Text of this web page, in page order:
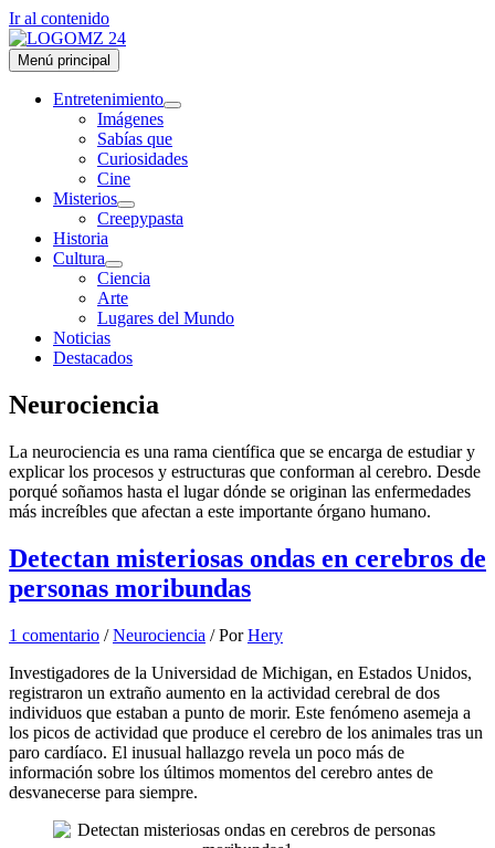
Ir al contenido
Menú principal
Entretenimiento
Imágenes
Sabías que
Curiosidades
Cine
Misterios
Creepypasta
Historia
Cultura
Ciencia
Arte
Lugares del Mundo
Noticias
Destacados
Neurociencia
La neurociencia es una rama científica que se encarga de estudiar y
explicar los procesos y estructuras que conforman al cerebro. Desde
porqué soñamos hasta el lugar dónde se originan las enfermedades
más increíbles que afectan a este importante órgano humano.
Detectan misteriosas ondas en cerebros de
personas moribundas
1 comentario /Neurociencia / PorHery
Investigadores de la Universidad de Michigan, en Estados Unidos,
registraron un extraño aumento en la actividad cerebral de dos
individuos que estaban a punto de morir. Este fenómeno asemeja a
los picos de actividad que produce el cerebro de los animales tras un
paro cardíaco. El inusual hallazgo revela un poco más de
información sobre los últimos momentos del cerebro antes de
desvanecerse para siempre.